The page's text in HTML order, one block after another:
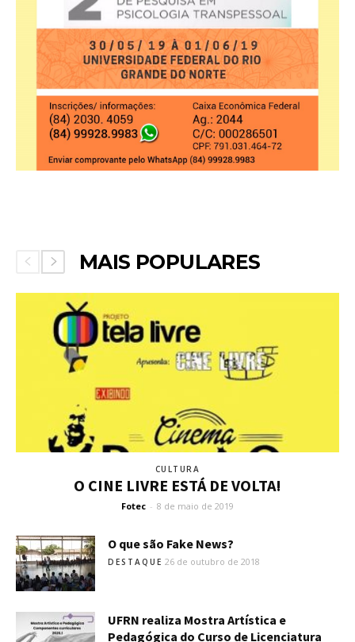
MAIS POPULARES
CULTURA
O CINE LIVRE ESTÁ DE VOLTA!
Fotec - 8 de maio de 2019
O que são Fake News?
DESTAQUE 26 de outubro de 2018
UFRN realiza Mostra Artística e
Pedagógica do Curso de Licenciatura